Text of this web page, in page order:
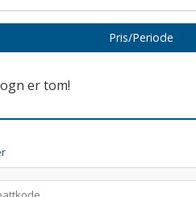
Pris/Periode
er tom!